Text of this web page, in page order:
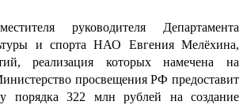
руководителя Департамента
и спорта НАО Евгения Мелёхина,
реализация которых намечена на
просвещения РФ предоставит
порядка 322 млн рублей на создание